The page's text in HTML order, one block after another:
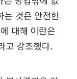
는 것은 안전한
대해 이란은
고 강조했다.